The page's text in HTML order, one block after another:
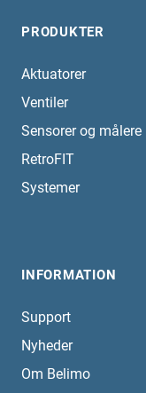
PRODUKTER
Aktuatorer
Ventiler
Sensorer og målere
RetroFIT
Systemer
INFORMATION
Support
Nyheder
Om Belimo